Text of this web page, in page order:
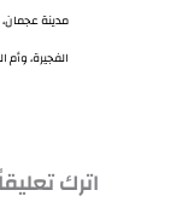
مدينة عجمان،
الفجيرة، وأم
اترك